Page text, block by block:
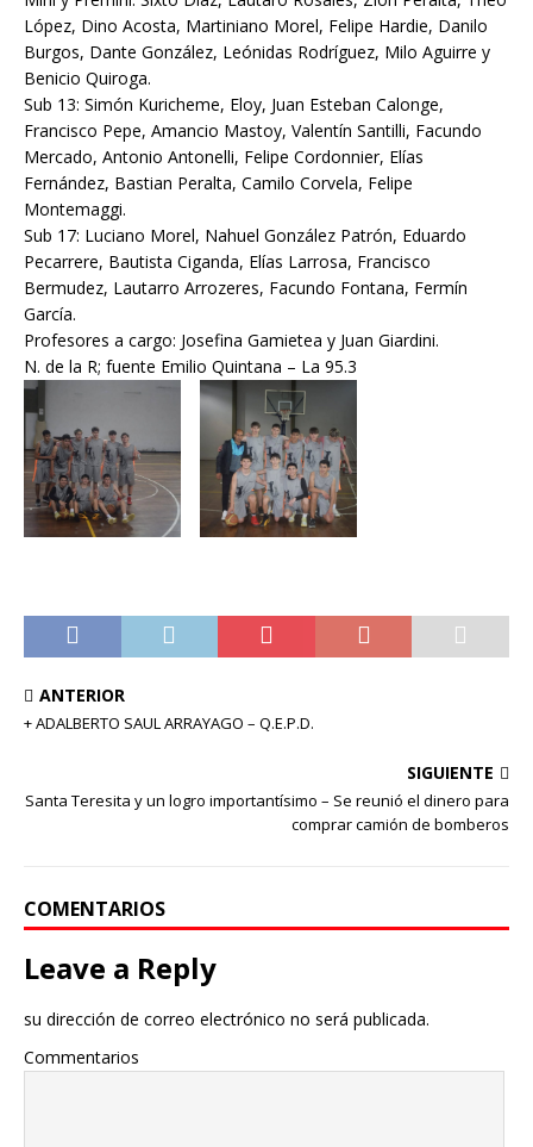
López, Dino Acosta, Martiniano Morel, Felipe Hardie, Danilo
Burgos, Dante González, Leónidas Rodríguez, Milo Aguirre y
Benicio Quiroga.
Sub 13: Simón Kuricheme, Eloy, Juan Esteban Calonge,
Francisco Pepe, Amancio Mastoy, Valentín Santilli, Facundo
Mercado, Antonio Antonelli, Felipe Cordonnier, Elías
Fernández, Bastian Peralta, Camilo Corvela, Felipe
Montemaggi.
Sub 17: Luciano Morel, Nahuel González Patrón, Eduardo
Pecarrere, Bautista Ciganda, Elías Larrosa, Francisco
Bermudez, Lautarro Arrozeres, Facundo Fontana, Fermín
García.
Profesores a cargo: Josefina Gamietea y Juan Giardini.
N. de la R; fuente Emilio Quintana – La 95.3
ANTERIOR
+ ADALBERTO SAUL ARRAYAGO – Q.E.P.D.
SIGUIENTE
Santa Teresita y un logro importantísimo – Se reunió el dinero para
comprar camión de bomberos
COMENTARIOS
Leave a Reply
su dirección de correo electrónico no será publicada.
Commentarios